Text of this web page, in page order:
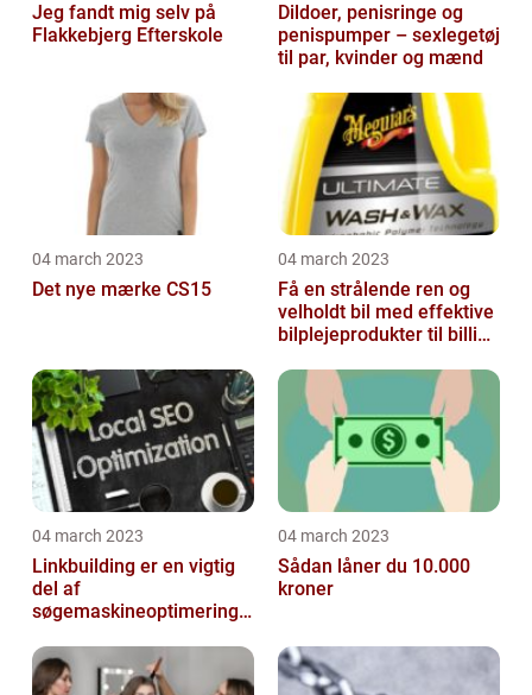
Jeg fandt mig selv på
Flakkebjerg Efterskole
Dildoer, penisringe og
penispumper – sexlegetøj
til par, kvinder og mænd
04 march 2023
Det nye mærke CS15
04 march 2023
Få en strålende ren og
velholdt bil med effektive
bilplejeprodukter til billige
04 march 2023
Linkbuilding er en vigtig
del af
søgemaskineoptimeringe
04 march 2023
Sådan låner du 10.000
kroner